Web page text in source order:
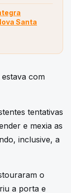
Santa
com
tentativas
e mexia as
inclusive, a
o
a porta e